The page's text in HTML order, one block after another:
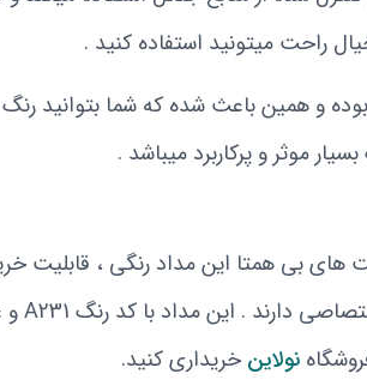
راحت میتونید استفاده کنید .
موثر و پرکاربرد میباشد .
های بی همتا این مداد رنگی ، قابلیت
نولاینخریداری کنید.